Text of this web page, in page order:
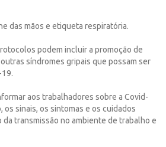
das mãos e etiqueta respiratória.
podem incluir a promoção de
síndromes gripais que possam ser
aos trabalhadores sobre a Covid-
os sinais, os sintomas e os cuidados
transmissão no ambiente de trabalho e